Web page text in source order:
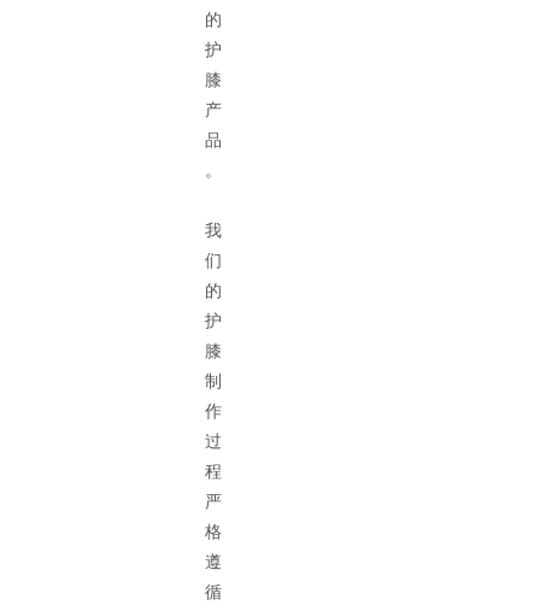
的
护
膝
产
品
。
我
们
的
护
膝
制
作
过
程
严
格
遵
循